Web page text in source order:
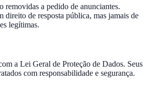
removidas a pedido de anunciantes.
direito de resposta pública, mas jamais de
legítimas.
a Lei Geral de Proteção de Dados. Seus
com responsabilidade e segurança.